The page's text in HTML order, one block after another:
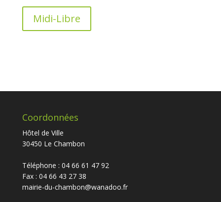
Midi-Libre
Coordonnées
Hôtel de Ville
30450 Le Chambon
Téléphone : 04 66 61 47 92
Fax : 04 66 43 27 38
mairie-du-chambon@wanadoo.fr